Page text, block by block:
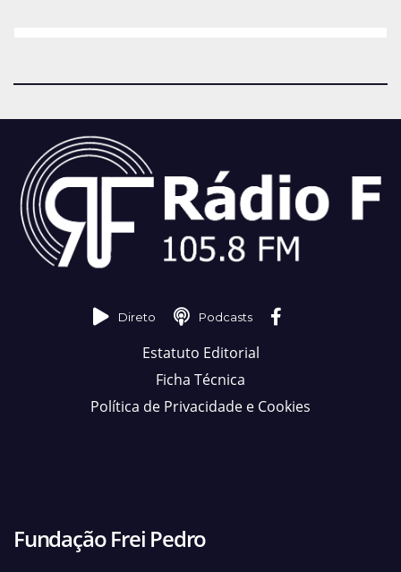
Direto Podcasts
Estatuto Editorial
Ficha Técnica
Política de Privacidade e Cookies
Fundação Frei Pedro